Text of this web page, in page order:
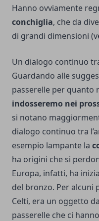
Hanno ovviamente
conchiglia, che da
di grandi dimensioni
Un dialogo continuo
Guardando alle
passerelle per quanto
indosseremo nei
si notano
dialogo continuo tra
esempio lampante la
ha origini che si
Europa, infatti, ha
del bronzo. Per alcuni
Celti, era un oggetto
passerelle che ci